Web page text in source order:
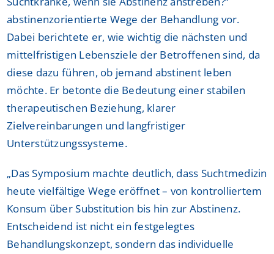
abstinenzorientierte Wege der Behandlung vor.
Dabei berichtete er, wie wichtig die nächsten und
mittelfristigen Lebensziele der Betroffenen sind, da
diese dazu führen, ob jemand abstinent leben
möchte. Er betonte die Bedeutung einer stabilen
therapeutischen Beziehung, klarer
Zielvereinbarungen und langfristiger
Unterstützungssysteme.
„Das Symposium machte deutlich, dass Suchtmedizin
heute vielfältige Wege eröffnet – von kontrolliertem
Konsum über Substitution bis hin zur Abstinenz.
Entscheidend ist nicht ein festgelegtes
Behandlungskonzept, sondern das individuelle